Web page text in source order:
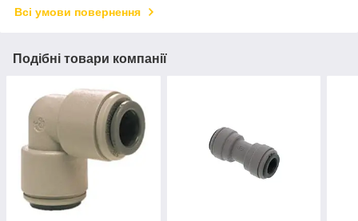
Всі умови повернення
Подібні товари компанії